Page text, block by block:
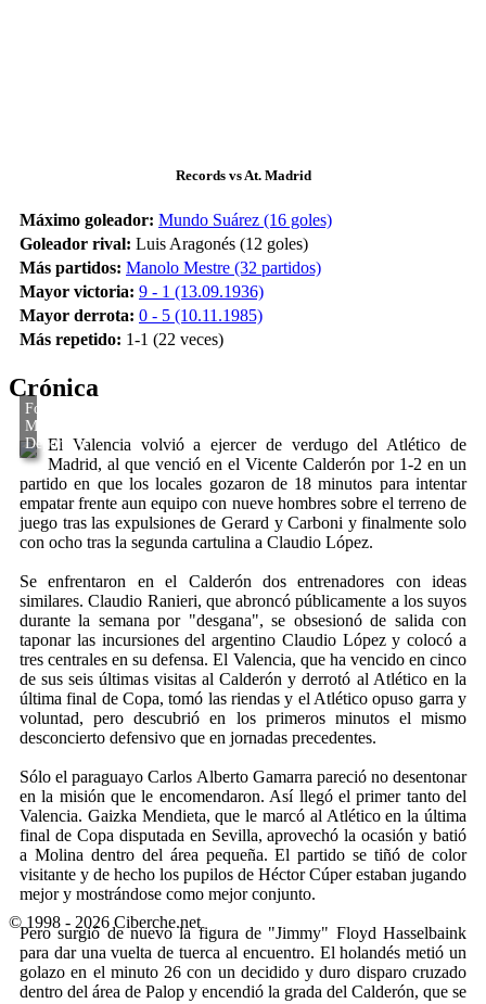
Records vs At. Madrid
Máximo goleador: Mundo Suárez (16 goles)
Goleador rival: Luis Aragonés (12 goles)
Más partidos: Manolo Mestre (32 partidos)
Mayor victoria: 9 - 1 (13.09.1936)
Mayor derrota: 0 - 5 (10.11.1985)
Más repetido: 1-1 (22 veces)
Crónica
El Valencia volvió a ejercer de verdugo del Atlético de
Madrid, al que venció en el Vicente Calderón por 1-2 en un
partido en que los locales gozaron de 18 minutos para intentar
empatar frente aun equipo con nueve hombres sobre el terreno de
juego tras las expulsiones de Gerard y Carboni y finalmente solo
con ocho tras la segunda cartulina a Claudio López.
Se enfrentaron en el Calderón dos entrenadores con ideas
similares. Claudio Ranieri, que abroncó públicamente a los suyos
durante la semana por "desgana", se obsesionó de salida con
taponar las incursiones del argentino Claudio López y colocó a
tres centrales en su defensa. El Valencia, que ha vencido en cinco
de sus seis últimas visitas al Calderón y derrotó al Atlético en la
última final de Copa, tomó las riendas y el Atlético opuso garra y
voluntad, pero descubrió en los primeros minutos el mismo
desconcierto defensivo que en jornadas precedentes.
Sólo el paraguayo Carlos Alberto Gamarra pareció no desentonar
en la misión que le encomendaron. Así llegó el primer tanto del
Valencia. Gaizka Mendieta, que le marcó al Atlético en la última
final de Copa disputada en Sevilla, aprovechó la ocasión y batió
a Molina dentro del área pequeña. El partido se tiñó de color
visitante y de hecho los pupilos de Héctor Cúper estaban jugando
mejor y mostrándose como mejor conjunto.
Pero surgió de nuevo la figura de "Jimmy" Floyd Hasselbaink
para dar una vuelta de tuerca al encuentro. El holandés metió un
golazo en el minuto 26 con un decidido y duro disparo cruzado
dentro del área de Palop y encendió la grada del Calderón, que se
© 1998 - 2026 Ciberche.net